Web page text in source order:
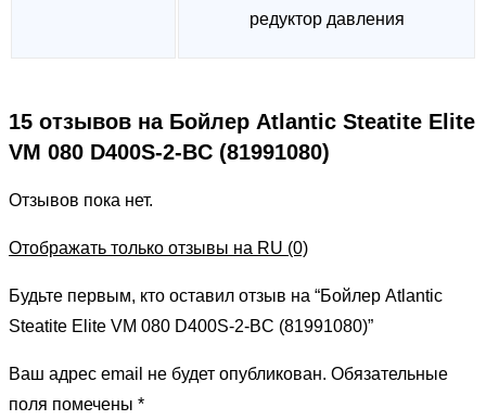
редуктор давления
15 отзывов на Бойлер Atlantic Steatite Elite
VM 080 D400S-2-BC (81991080)
Отзывов пока нет.
Отображать только отзывы на RU (0)
Будьте первым, кто оставил отзыв на “Бойлер Atlantic
Steatite Elite VM 080 D400S-2-BC (81991080)”
Ваш адрес email не будет опубликован. Обязательные
поля помечены *